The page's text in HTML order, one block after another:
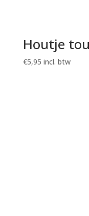
Houtje
€5,95 incl. btw